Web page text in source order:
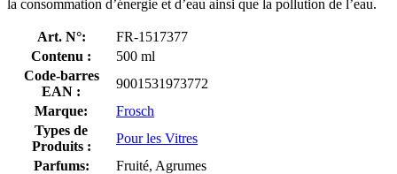
la consommation d’énergie et d’eau ainsi que la pollution de l’eau.
Art. N°:
FR-1517377
Contenu :
500 ml
Code-barres
EAN :
9001531973772
Marque:
Frosch
Types de
Produits :
Pour les Vitres
Parfums:
Fruité, Agrumes